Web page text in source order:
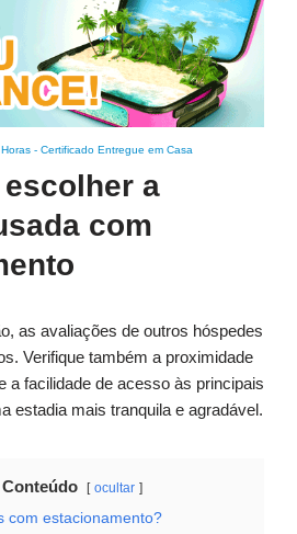
- Certificado Entregue em Casa
a
com
as avaliações de outros hóspedes
Verifique também a proximidade
a facilidade de acesso às principais
estadia mais tranquila e agradável.
ocultar
com estacionamento?